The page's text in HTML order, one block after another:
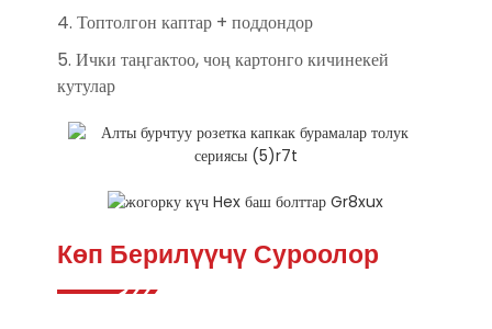
4. Топтолгон каптар + поддондор
5. Ички таңгактоо, чоң картонго кичинекей
кутулар
Көп Берилүүчү Суроолор